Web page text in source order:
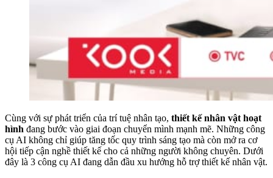
Cùng với sự phát triển của trí tuệ nhân tạo, thiết kế nhân vật hoạt
hình đang bước vào giai đoạn chuyển mình mạnh mẽ. Những công
cụ AI không chỉ giúp tăng tốc quy trình sáng tạo mà còn mở ra cơ
hội tiếp cận nghề thiết kế cho cả những người không chuyên. Dưới
đây là 3 công cụ AI đang dẫn đầu xu hướng hỗ trợ thiết kế nhân vật.